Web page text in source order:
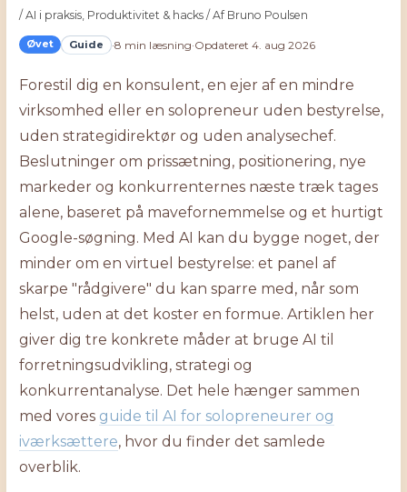
/AI i praksis Produktivitet & hacks / Af Bruno Poulsen
Øvet Guide ·8 min læsning·Opdateret 4. aug 2026
Forestil dig en konsulent, en ejer af en mindre
virksomhed eller en solopreneur uden bestyrelse,
uden strategidirektør og uden analysechef.
Beslutninger om prissætning, positionering, nye
markeder og konkurrenternes næste træk tages
alene, baseret på mavefornemmelse og et hurtigt
Google-søgning. Med AI kan du bygge noget, der
minder om en virtuel bestyrelse: et panel af
skarpe "rådgivere" du kan sparre med, når som
helst, uden at det koster en formue. Artiklen her
giver dig tre konkrete måder at bruge AI til
forretningsudvikling, strategi og
konkurrentanalyse. Det hele hænger sammen
med vores guide til AI for solopreneurer og
iværksættere, hvor du finder det samlede
overblik.